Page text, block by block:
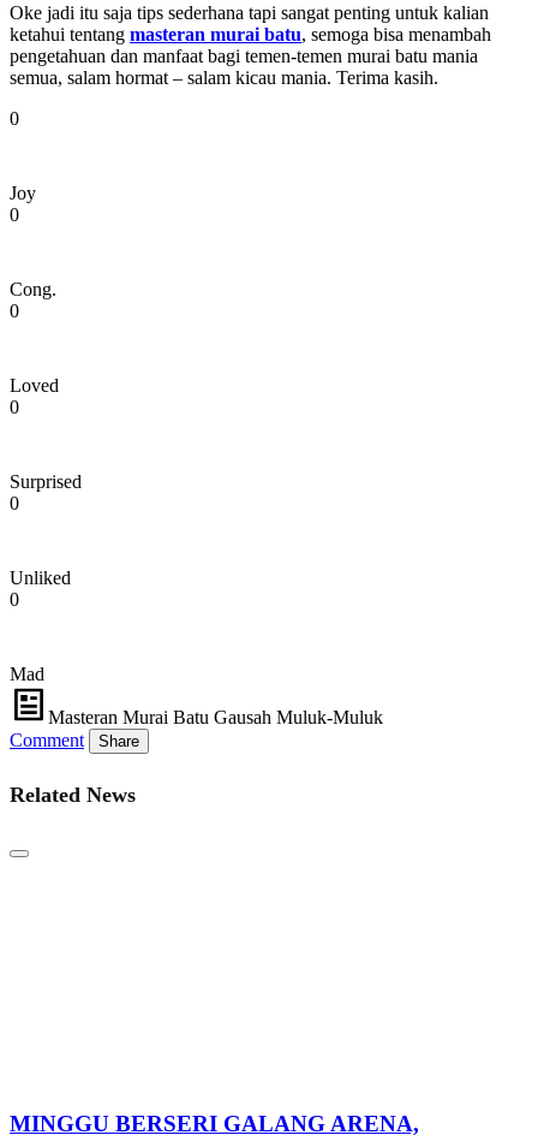
Oke jadi itu saja tips sederhana tapi sangat penting untuk kalian
ketahui tentang masteran murai batu, semoga bisa menambah
pengetahuan dan manfaat bagi temen-temen murai batu mania
semua, salam hormat – salam kicau mania. Terima kasih.
0
Joy
0
Cong.
0
Loved
0
Surprised
0
Unliked
0
Mad
Masteran Murai Batu Gausah Muluk-Muluk
Comment
Share
Related News
MINGGU BERSERI GALANG ARENA,